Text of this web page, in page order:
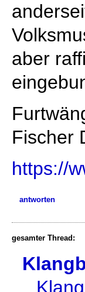
aber
Fischer
https://
antworten
gesamter Thread: